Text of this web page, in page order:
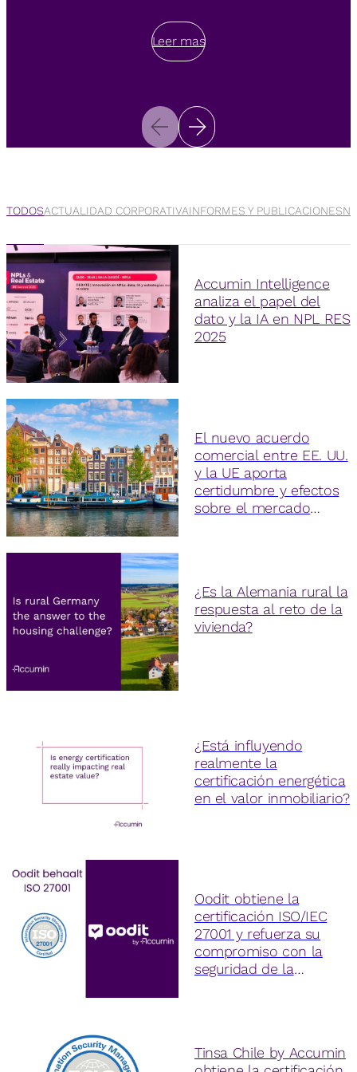
Leer mas
Leer mas
Leer mas
TODOSACTUALIDAD CORPORATIVAINFORMES Y PUBLICACIONES
Accumin Intelligence
analiza el papel del
dato y la IA en NPL RES
2025
El nuevo acuerdo
comercial entre EE. UU.
y la UE aporta
certidumbre y efectos
sobre el mercado
¿Es la Alemania rural la
respuesta al reto de la
vivienda?
¿Está influyendo
realmente la
certificación energética
en el valor inmobiliario?
Oodit obtiene la
certificación ISO/IEC
27001 y refuerza su
compromiso con la
seguridad de la
Tinsa Chile by Accumin